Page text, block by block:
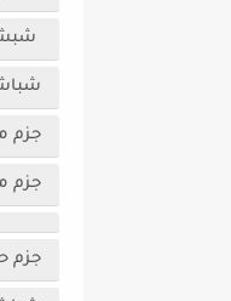
جزم
جزم
جزم